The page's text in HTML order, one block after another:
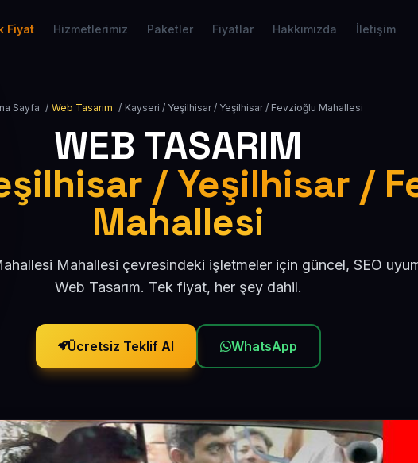
Fiyat Hizmetlerimiz Paketler Fiyatlar Hakkımızda İletişim
Sayfa / Web Tasarım / Kayseri / Yeşilhisar / Yeşilhisar / Fevzioğlu Mahallesi
WEB TASARIM
/ Yeşilhisar /
Mahallesi
Mahallesi çevresindeki işletmeler için güncel, SEO
Web Tasarım. Tek fiyat, her şey dahil.
Ücretsiz Teklif Al WhatsApp